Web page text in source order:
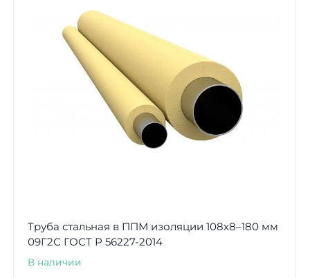
Труба стальная в ППМ изоляции 108х8–180 мм
09Г2С ГОСТ Р 56227-2014
В наличии